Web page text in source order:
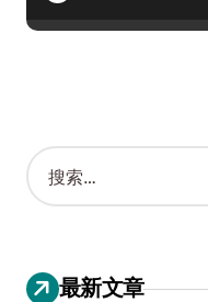
搜
索
：
最新文章